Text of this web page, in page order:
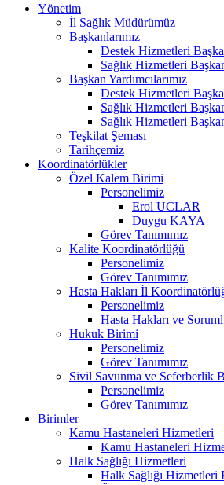
Yönetim
İl Sağlık Müdürümüz
Başkanlarımız
Destek Hizmetleri
Sağlık Hizmetleri
Başkan Yardımcılarımız
Destek Hizmetleri
Sağlık Hizmetleri Başkan
Sağlık Hizmetleri Başkan
Teşkilat Şeması
Tarihçemiz
Koordinatörlükler
Özel Kalem Birimi
Personelimiz
Erol UCLAR
Duygu KAYA
Görev Tanımımız
Kalite Koordinatörlüğü
Personelimiz
Görev Tanımımız
Hasta Hakları İl
Personelimiz
Hasta Hakları ve
Hukuk Birimi
Personelimiz
Görev Tanımımız
Sivil Savunma ve Seferberlik
Personelimiz
Görev Tanımımız
Birimler
Kamu Hastaneleri Hizmetleri
Kamu Hastaneleri
Halk Sağlığı Hizmetleri
Halk Sağlığı